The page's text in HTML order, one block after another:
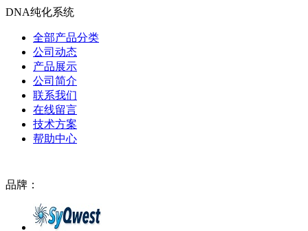
DNA纯化系统
全部产品分类
公司动态
产品展示
公司简介
联系我们
在线留言
技术方案
帮助中心
品牌：